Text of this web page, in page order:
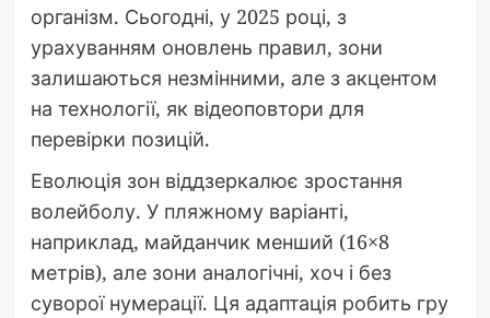
організм. Сьогодні, у 2025 році, з
урахуванням оновлень правил, зони
залишаються незмінними, але з акцентом
на технології, як відеоповтори для
перевірки позицій.
Еволюція зон віддзеркалює зростання
волейболу. У пляжному варіанті,
наприклад, майданчик менший (16×8
метрів), але зони аналогічні, хоч і без
суворої нумерації. Ця адаптація робить гру